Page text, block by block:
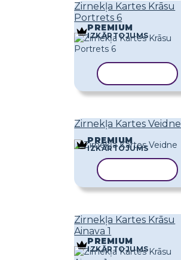
Zirnekļa Kartes Krāsu
Portrets 6
PREMIUM
IZKĀRTOJUMS
Zirnekļa Kartes Veidne
PREMIUM
IZKĀRTOJUMS
Zirnekļa Kartes Krāsu
Ainava 1
PREMIUM
IZKĀRTOJUMS